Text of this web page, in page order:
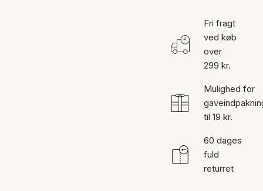
Fri fragt
ved køb
over
299 kr.
Mulighed for
til 19 kr.
60 dages
fuld
returret